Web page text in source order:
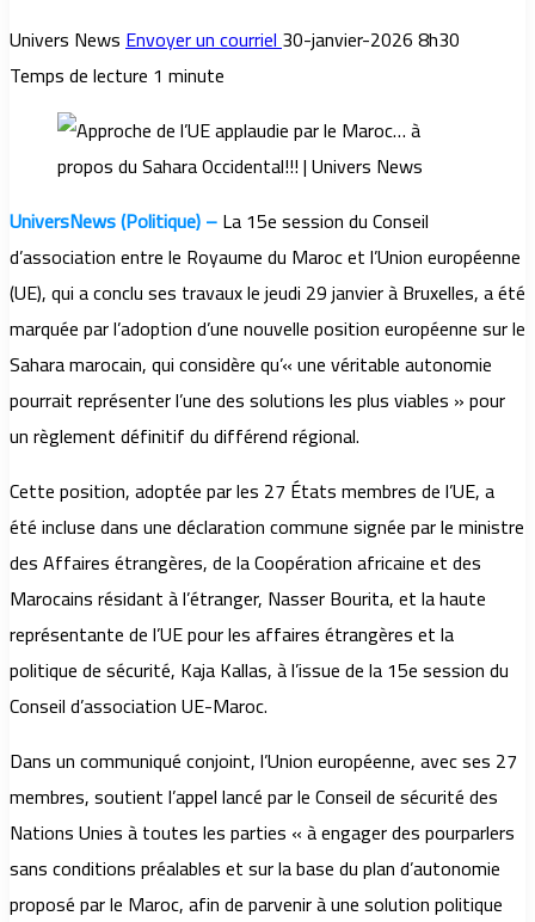
Univers NewsEnvoyer un courriel30-janvier-2026 8h30
Temps de lecture 1 minute
UniversNews (Politique) –La 15e session du Conseil
d’association entre le Royaume du Maroc et l’Union européenne
(UE), qui a conclu ses travaux le jeudi 29 janvier à Bruxelles, a été
marquée par l’adoption d’une nouvelle position européenne sur le
Sahara marocain, qui considère qu’« une véritable autonomie
pourrait représenter l’une des solutions les plus viables » pour
un règlement définitif du différend régional.
Cette position, adoptée par les 27 États membres de l’UE, a
été incluse dans une déclaration commune signée par le ministre
des Affaires étrangères, de la Coopération africaine et des
Marocains résidant à l’étranger, Nasser Bourita, et la haute
représentante de l’UE pour les affaires étrangères et la
politique de sécurité, Kaja Kallas, à l’issue de la 15e session du
Conseil d’association UE-Maroc.
Dans un communiqué conjoint, l’Union européenne, avec ses 27
membres, soutient l’appel lancé par le Conseil de sécurité des
Nations Unies à toutes les parties « à engager des pourparlers
sans conditions préalables et sur la base du plan d’autonomie
proposé par le Maroc, afin de parvenir à une solution politique